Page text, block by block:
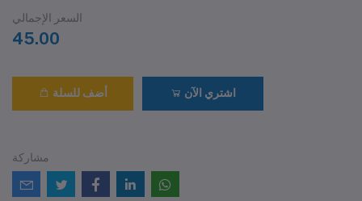
السعر الإجمالي
45.00
أضف للسلة اشتري الآن
مشاركة